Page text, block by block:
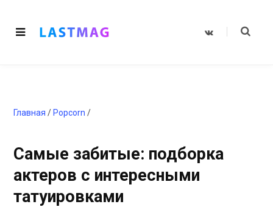
V
Главная / Popcorn /
Самые забитые: подборка
актеров с интересными
татуировками